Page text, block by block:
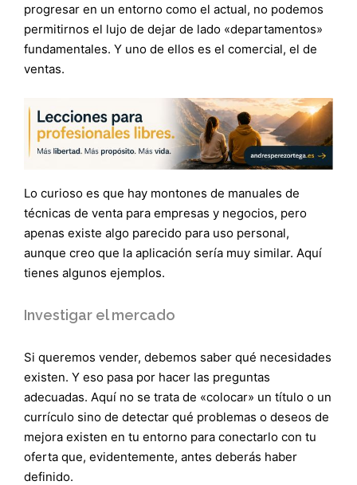
progresar en un entorno como el actual, no podemos
permitirnos el lujo de dejar de lado «departamentos»
fundamentales. Y uno de ellos es el comercial, el de
ventas.
Lo curioso es que hay montones de manuales de
técnicas de venta para empresas y negocios, pero
apenas existe algo parecido para uso personal,
aunque creo que la aplicación sería muy similar. Aquí
tienes algunos ejemplos.
Investigar el mercado
Si queremos vender, debemos saber qué necesidades
existen. Y eso pasa por hacer las preguntas
adecuadas. Aquí no se trata de «colocar» un título o un
currículo sino de detectar qué problemas o deseos de
mejora existen en tu entorno para conectarlo con tu
oferta que, evidentemente, antes deberás haber
definido.